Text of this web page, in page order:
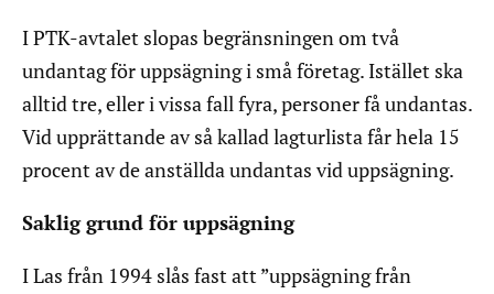
I PTK-avtalet slopas begränsningen om två
undantag för uppsägning i små företag. Istället ska
alltid tre, eller i vissa fall fyra, personer få undantas.
Vid upprättande av så kallad lagturlista får hela 15
procent av de anställda undantas vid uppsägning.
Saklig grund för uppsägning
I Las från 1994 slås fast att ”uppsägning från